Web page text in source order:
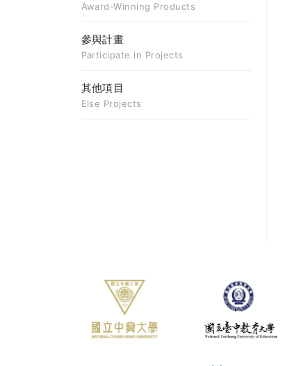
Award-Winning Products
參與計畫
Participate in Projects
其他項目
Else Projects